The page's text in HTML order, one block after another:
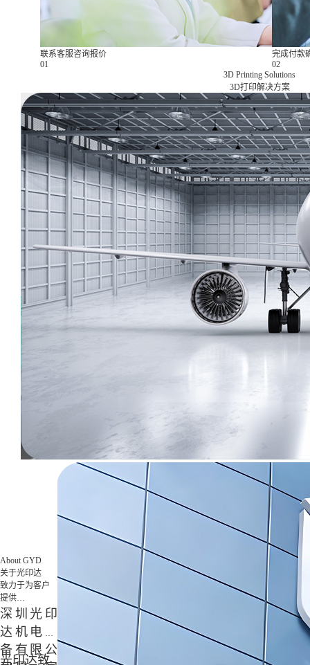
联系客服咨询报价
01
完成付款
02
3D Printing Solutions
3D打印解决方案
3D打印技术在航天军工领域的应用是革命性的，它为航天器的研发与制造带来
About GYD
关于光印达
致力于为客户
提供
专业3D打印综
合解决方案
深圳光印
达机电设
备有限公
光印达致